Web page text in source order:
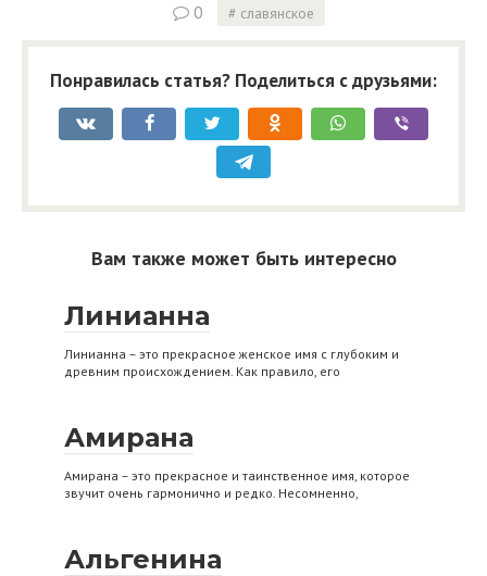
0 славянское
Понравилась статья? Поделиться с друзьями:
Вам также может быть интересно
Линианна
Линианна – это прекрасное женское имя с глубоким и
древним происхождением. Как правило, его
Амирана
Амирана – это прекрасное и таинственное имя, которое
звучит очень гармонично и редко. Несомненно,
Альгенина